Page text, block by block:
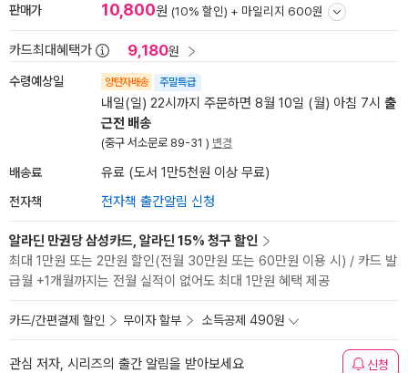
판매가 10,800원 (10% 할인) + 마일리지 600원
카드최대혜택가 9,180원
수령예상일 양탄자배송 주말특급
내일(일) 22시까지 주문하면 8월 10일 (월) 아침 7시 출
근전 배송
(중구 서소문로 89-31 ) 변경
배송료 유료 (도서 1만5천원 이상 무료)
전자책 전자책 출간알림 신청
알라딘 만권당 삼성카드, 알라딘 15% 청구 할인
최대 1만원 또는 2만원 할인(전월 30만원 또는 60만원 이용 시) / 카드 발
급월 +1개월까지는 전월 실적이 없어도 최대 1만원 혜택 제공
카드/간편결제 할인 무이자 할부 소득공제 490원
관심 저자, 시리즈의 출간 알림을 받아보세요 신청